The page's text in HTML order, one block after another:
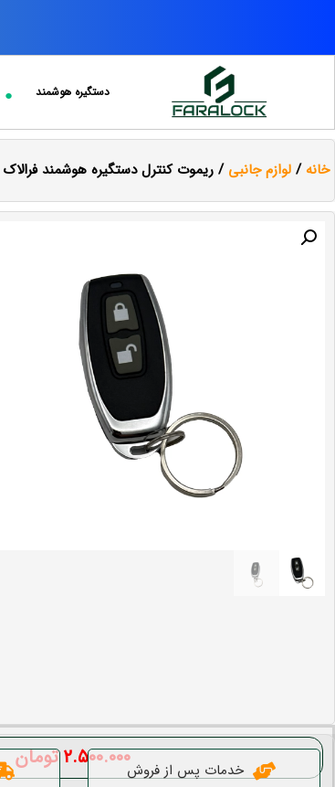
دستگیره هوشمند
خانه / لوازم جانبی / ریموت کنترل دستگیره هوشمند فرالاک
۲.۵۰۰.۰۰۰ تومان خدمات پس از فروش